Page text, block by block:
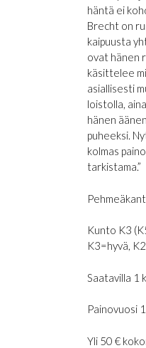
häntä ei
Brecht on
kaipuusta
ovat hänen
käsittelee
asiallisesti
loistolla,
hänen
puheeksi.
kolmas
tarkistama.”
Kunto K3
K3=hyvä,
Saatavilla 1
Painovuosi
Yli 50 €